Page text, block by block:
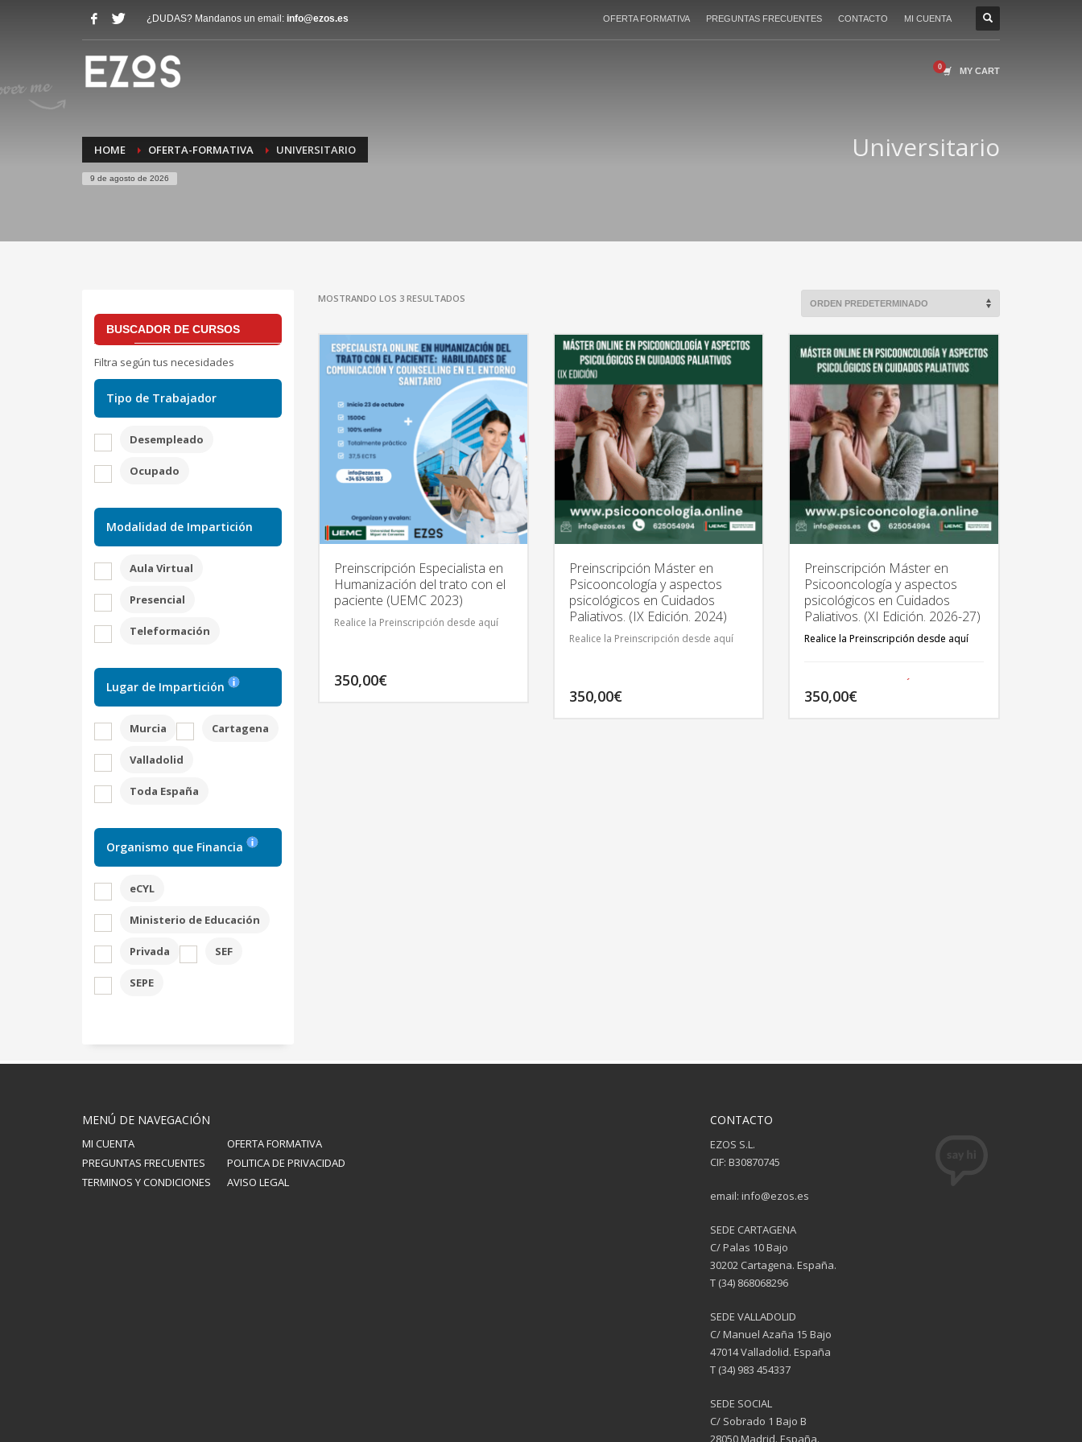
¿DUDAS? Mandanos un email: info@ezos.es OFERTA FORMATIVA PREGUNTAS FRECUENTES CONTACTO MI CUENTA
MY CART
HOME OFERTA-FORMATIVA UNIVERSITARIO
9 de agosto de 2026
Universitario
MOSTRANDO LOS 3 RESULTADOS
Preinscripción Especialista en
Humanización del trato con el
paciente (UEMC 2023)
Realice la Preinscripción desde aquí
350,00€
Preinscripción Máster en
Psicooncología y aspectos
psicológicos en Cuidados
Paliativos. (IX Edición. 2024)
Realice la Preinscripción desde aquí
350,00€
Preinscripción Máster en
Psicooncología y aspectos
psicológicos en Cuidados
Paliativos. (XI Edición. 2026-27)
Realice la Preinscripción desde aquí
MÁSTER EN:
350,00€
BUSCADOR DE CURSOS
Filtra según tus necesidades
Tipo de Trabajador
Desempleado
Ocupado
Modalidad de Impartición
Aula Virtual
Presencial
Teleformación
Lugar de Impartición
Murcia Cartagena
Valladolid
Toda España
Organismo que Financia
eCYL
Ministerio de Educación
Privada SEF
SEPE
MENÚ DE NAVEGACIÓN
MI CUENTA
OFERTA FORMATIVA
PREGUNTAS FRECUENTES
POLITICA DE PRIVACIDAD
TERMINOS Y CONDICIONES
AVISO LEGAL
CONTACTO
EZOS S.L.
CIF: B30870745
email: info@ezos.es
SEDE CARTAGENA
C/ Palas 10 Bajo
30202 Cartagena. España.
T (34) 868068296
SEDE VALLADOLID
C/ Manuel Azaña 15 Bajo
47014 Valladolid. España
T (34) 983 454337
SEDE SOCIAL
C/ Sobrado 1 Bajo B
28050 Madrid. España.